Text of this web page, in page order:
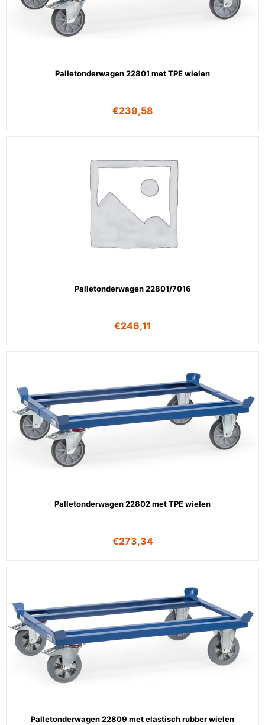
Palletonderwagen 22801 met TPE wielen
€239,58
Palletonderwagen 22801/7016
€246,11
Palletonderwagen 22802 met TPE wielen
€273,34
Palletonderwagen 22809 met elastisch rubber wielen